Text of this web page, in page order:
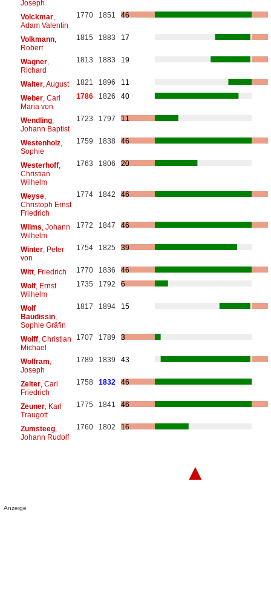
Joseph
Volckmar,
Adam Valentin
1770 1851 46
Volkmann,
Robert
1815 1883 17
Wagner,
Richard
1813 1883 19
Walter, August 1821 1896
11
Weber, Carl
Maria von
1786 1826 40
Wendling,
Johann Baptist
1723 1797 11
Westenholz,
Sophie
1759 1838 46
Westerhoff,
Christian
Wilhelm
1763 1806 20
Weyse,
Christoph Ernst
Friedrich
1774 1842 46
Wilms , Johann
Wilhelm
1772 1847 46
Winter, Peter
von
1754 1825 39
Witt, Friedrich 1770 1836
46
Wolf, Ernst
Wilhelm
1735 1792 6
Wolf
Baudissin,
Sophie Gräfin
1817 1894 15
Wolff, Christian
Michael
1707 1789 3
Wolfram
Joseph
1789 1839 43
Zelter, Carl
Friedrich
1758 1832 46
Zeuner, Karl
Traugott
1775 1841 46
Zumsteeg,
Johann Rudolf
1760 1802 16
▲
Anzeige